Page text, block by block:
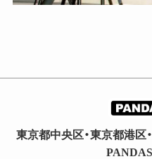
東京都中央区・東京都港区